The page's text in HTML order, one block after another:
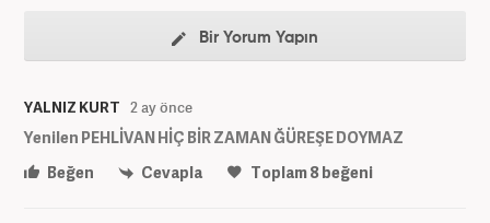
Bir Yorum Yapın
YALNIZ KURT 2 ay önce
Yenilen PEHLİVAN HİÇ BİR ZAMAN ĞÜREŞE DOYMAZ
Beğen
Cevapla Toplam8beğeni